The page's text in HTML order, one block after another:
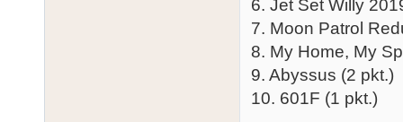
6. Jet Set Willy
7. Moon Patrol
8. My Home, My
9. Abyssus (2 pkt.)
10. 601F (1 pkt.)